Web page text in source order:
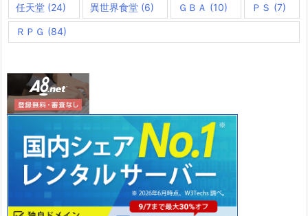
任天堂 (24) 異世界食堂 (6) ＧＢＡ (10) ＰＳ (7)
ＲＰＧ (84)